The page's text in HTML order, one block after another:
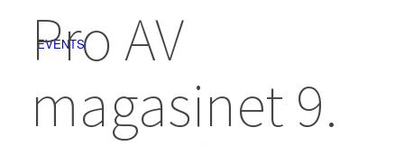
EVENTS
Pro AV
magasinet 9.